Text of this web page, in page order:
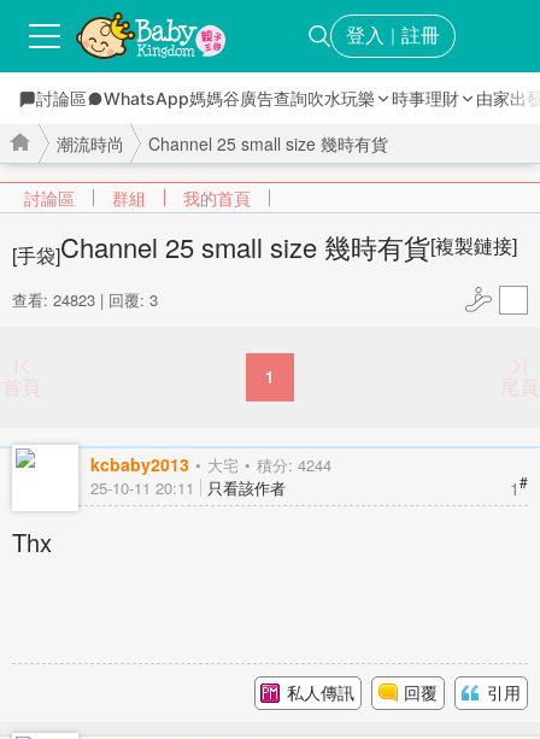
登入 ｜ 註冊
討論區 WhatsApp媽媽谷廣告查詢吹水玩樂 時事理財 由家出
討論區 群組 我的首頁
潮流時尚 Channel 25 small size 幾時有貨
查看: 24823 | 回覆: 3
[手袋]Channel 25 small size 幾時有貨[複製鏈接]
首頁 1 尾頁
kcbaby2013 大宅 積分: 4244
1#
25-10-11 20:11 只看該作者
Thx
私人傳訊 回覆 引用